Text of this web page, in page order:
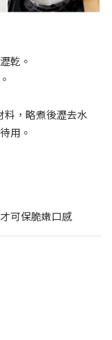
乾。
料，略煮後瀝去水
用。
可保脆嫩口感